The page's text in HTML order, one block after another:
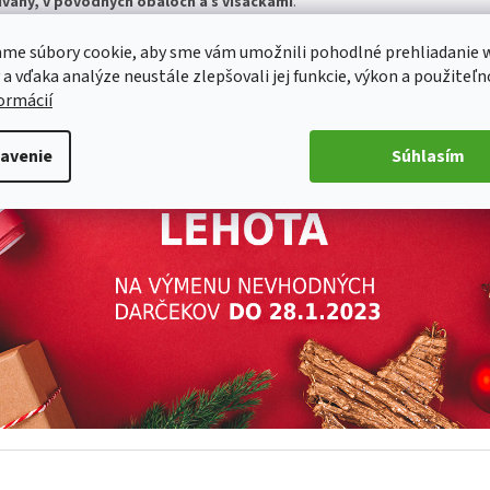
súbory cookie, aby sme vám umožnili pohodlné prehliadanie
vďaka analýze neustále zlepšovali jej funkcie, výkon a
Súhlasím
vrátenie tovaru nájdete na našich stránkach v sekcii Ako nakupovať.